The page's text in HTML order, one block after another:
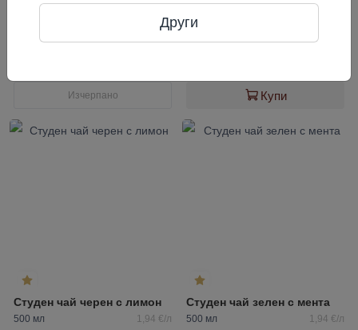
5.0
500 мл 2,56 €/л
Изчерпано
Студен чай зелен
500 мл 1,94 €/л
Купи
Студен чай черен с лимон
500 мл 1,94 €/л
Студен чай зелен с мента
500 мл 1,94 €/л
Други